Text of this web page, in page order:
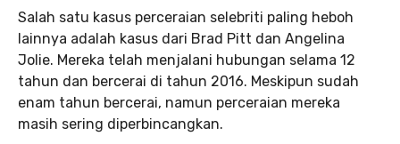
Salah satu kasus perceraian selebriti paling heboh
lainnya adalah kasus dari Brad Pitt dan Angelina
Jolie. Mereka telah menjalani hubungan selama 12
tahun dan bercerai di tahun 2016. Meskipun sudah
enam tahun bercerai, namun perceraian mereka
masih sering diperbincangkan.